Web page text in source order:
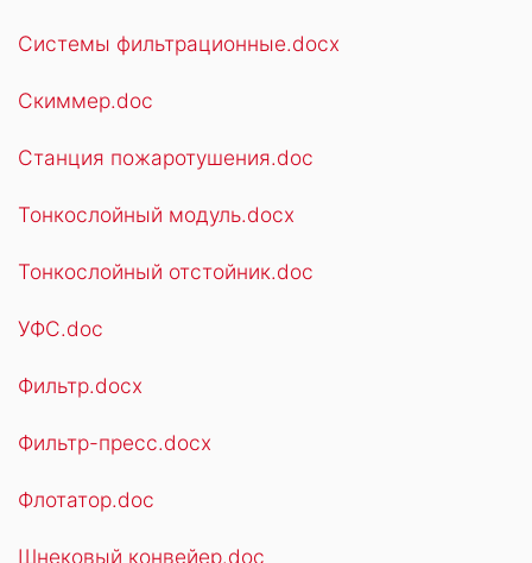
Системы фильтрационные.docx
Скиммер.doc
Станция пожаротушения.doc
Тонкослойный модуль.docx
Тонкослойный отстойник.doc
УФС.doc
Фильтр.docx
Фильтр-пресс.docx
Флотатор.doc
Шнековый конвейер.doc